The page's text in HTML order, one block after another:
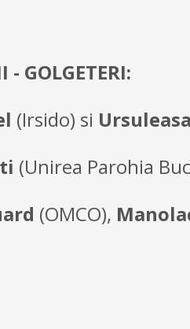
- GOLGETERI:
(Irsido) si
(Unirea Parohia
(OMCO),